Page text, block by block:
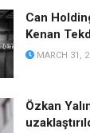
Can
Kenan
MARCH 31,
Özkan